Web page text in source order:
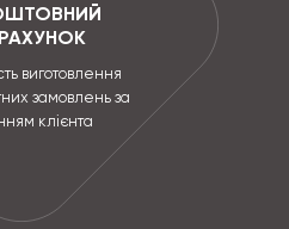
виготовлення
замовлень за
клієнта